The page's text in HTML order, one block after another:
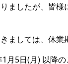
ましたが、皆
ましては、休業
5日(月) 以降の